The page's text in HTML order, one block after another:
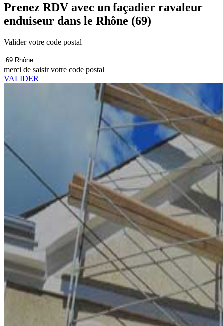
Prenez RDV avec un façadier ravaleur
enduiseur dans le Rhône (69)
Valider votre code postal
merci de saisir votre code postal
VALIDER